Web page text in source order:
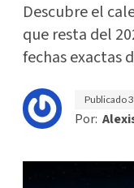
Descubre el
que resta del
fechas exactas
Publicado
Por: